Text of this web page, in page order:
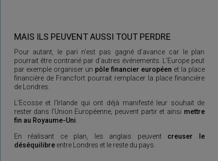
MAIS ILS PEUVENT AUSSI TOUT PERDRE
Pour autant, le pari n’est pas gagné d’avance car le plan
pourrait être contrarié par d’autres événements. L’Europe peut
par exemple organiser un pôle financier européen et la place
financière de Francfort pourrait remplacer la place financière
de Londres.
L’Ecosse et l’Irlande qui ont déjà manifesté leur souhait de
rester dans l’Union Européenne, peuvent partir et ainsi mettre
fin au Royaume-Uni
En réalisant ce plan, les anglais peuvent creuser le
déséquilibreentre Londres et le reste du pays.